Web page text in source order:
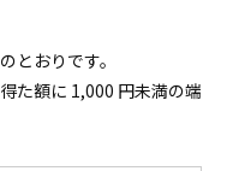
とおりです。
た額に 1,000 円未満の端